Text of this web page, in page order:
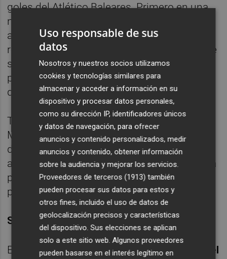
goles del Atlético Baleares. Primero en una
nueva acción a pelota parada en que Tovar
aprovechó un rechace a Vicent Abril a
remate inicial de Jofre, en una acción en que
se reclamó falta previa aMarcos Navarro
posteriormente en una indecisión defensiva
que aprovechó nuevamente Tovar.
Tras el duro golpe intentó rehacerse el VCF
Mestalla para recortar diferencias antes del
descanso y dispuso de un remate de Iranzo
a la salida de un córner y una nueva acción a
pelota parada pero sin acabar de encontrar
portería.
SEGUNDA PARTE
En el inicio de la segunda parteMiguel Ángel
Uso responsable de sus
datos
Nosotros y nuestros socios utilizamos
cookies y tecnologías similares para
almacenar y acceder a información en su
dispositivo y procesar datos personales,
como su dirección IP, identificadores únicos
y datos de navegación, para ofrecer
anuncios y contenido personalizados, medir
anuncios y contenido, obtener información
sobre la audiencia y mejorar los servicios.
Proveedores de terceros (1913) también
pueden procesar sus datos para estos y
otros fines, incluido el uso de datos de
geolocalización precisos y características
del dispositivo. Sus elecciones se aplican
solo a este sitio web. Algunos proveedores
pueden basarse en el interés legítimo en